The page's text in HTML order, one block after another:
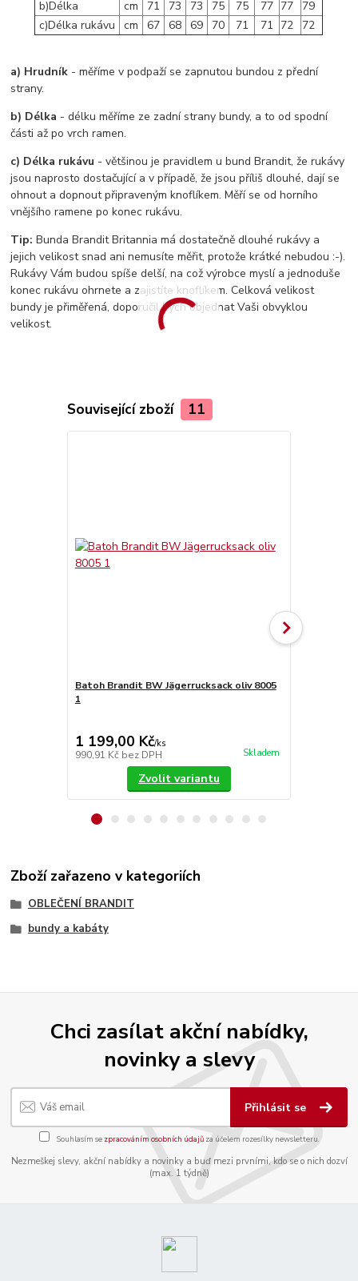
b)Délka cm 71 73 73 75 75 77 77
79
c)Délka rukávu
cm 67 68 69 70 71 71 72 72
a) Hrudník - měříme v podpaží se zapnutou bundou z přední
strany.
b) Délka - délku měříme ze zadní strany bundy, a to od spodní
části až po vrch ramen.
c) Délka rukávu - většinou je pravidlem u bund Brandit, že rukávy
jsou naprosto dostačující a v případě, že jsou příliš dlouhé, dají se
ohnout a dopnout připraveným knoflíkem. Měří se od horního
vnějšího ramene po konec rukávu.
Tip: Bunda Brandit Britannia má dostatečně dlouhé rukávy a
jejich velikost snad ani nemusíte měřit, protože krátké nebudou :-).
Rukávy Vám budou spíše delší, na což výrobce myslí a jednoduše
konec rukávu ohrnete a zajistíte knoflíkem. Celková velikost
bundy je přiměřená, doporučil bych objednat Vaši obvyklou
velikost.
Související zboží 11
Batoh Brandit BW Jägerrucksack oliv 8005
1
1 199,00 Kč/ks
990,91 Kč bez DPH Skladem
Zvolit variantu
Zboží zařazeno v kategoriích
OBLEČENÍ BRANDIT
bundy a kabáty
Chci zasílat akční nabídky,
novinky a slevy
Přihlásit se
Souhlasím se zpracováním osobních údajůza účelem rozesílky newsletteru.
Nezmeškej slevy, akční nabídky a novinky a buď mezi prvními, kdo se o nich dozví
(max. 1 týdně)